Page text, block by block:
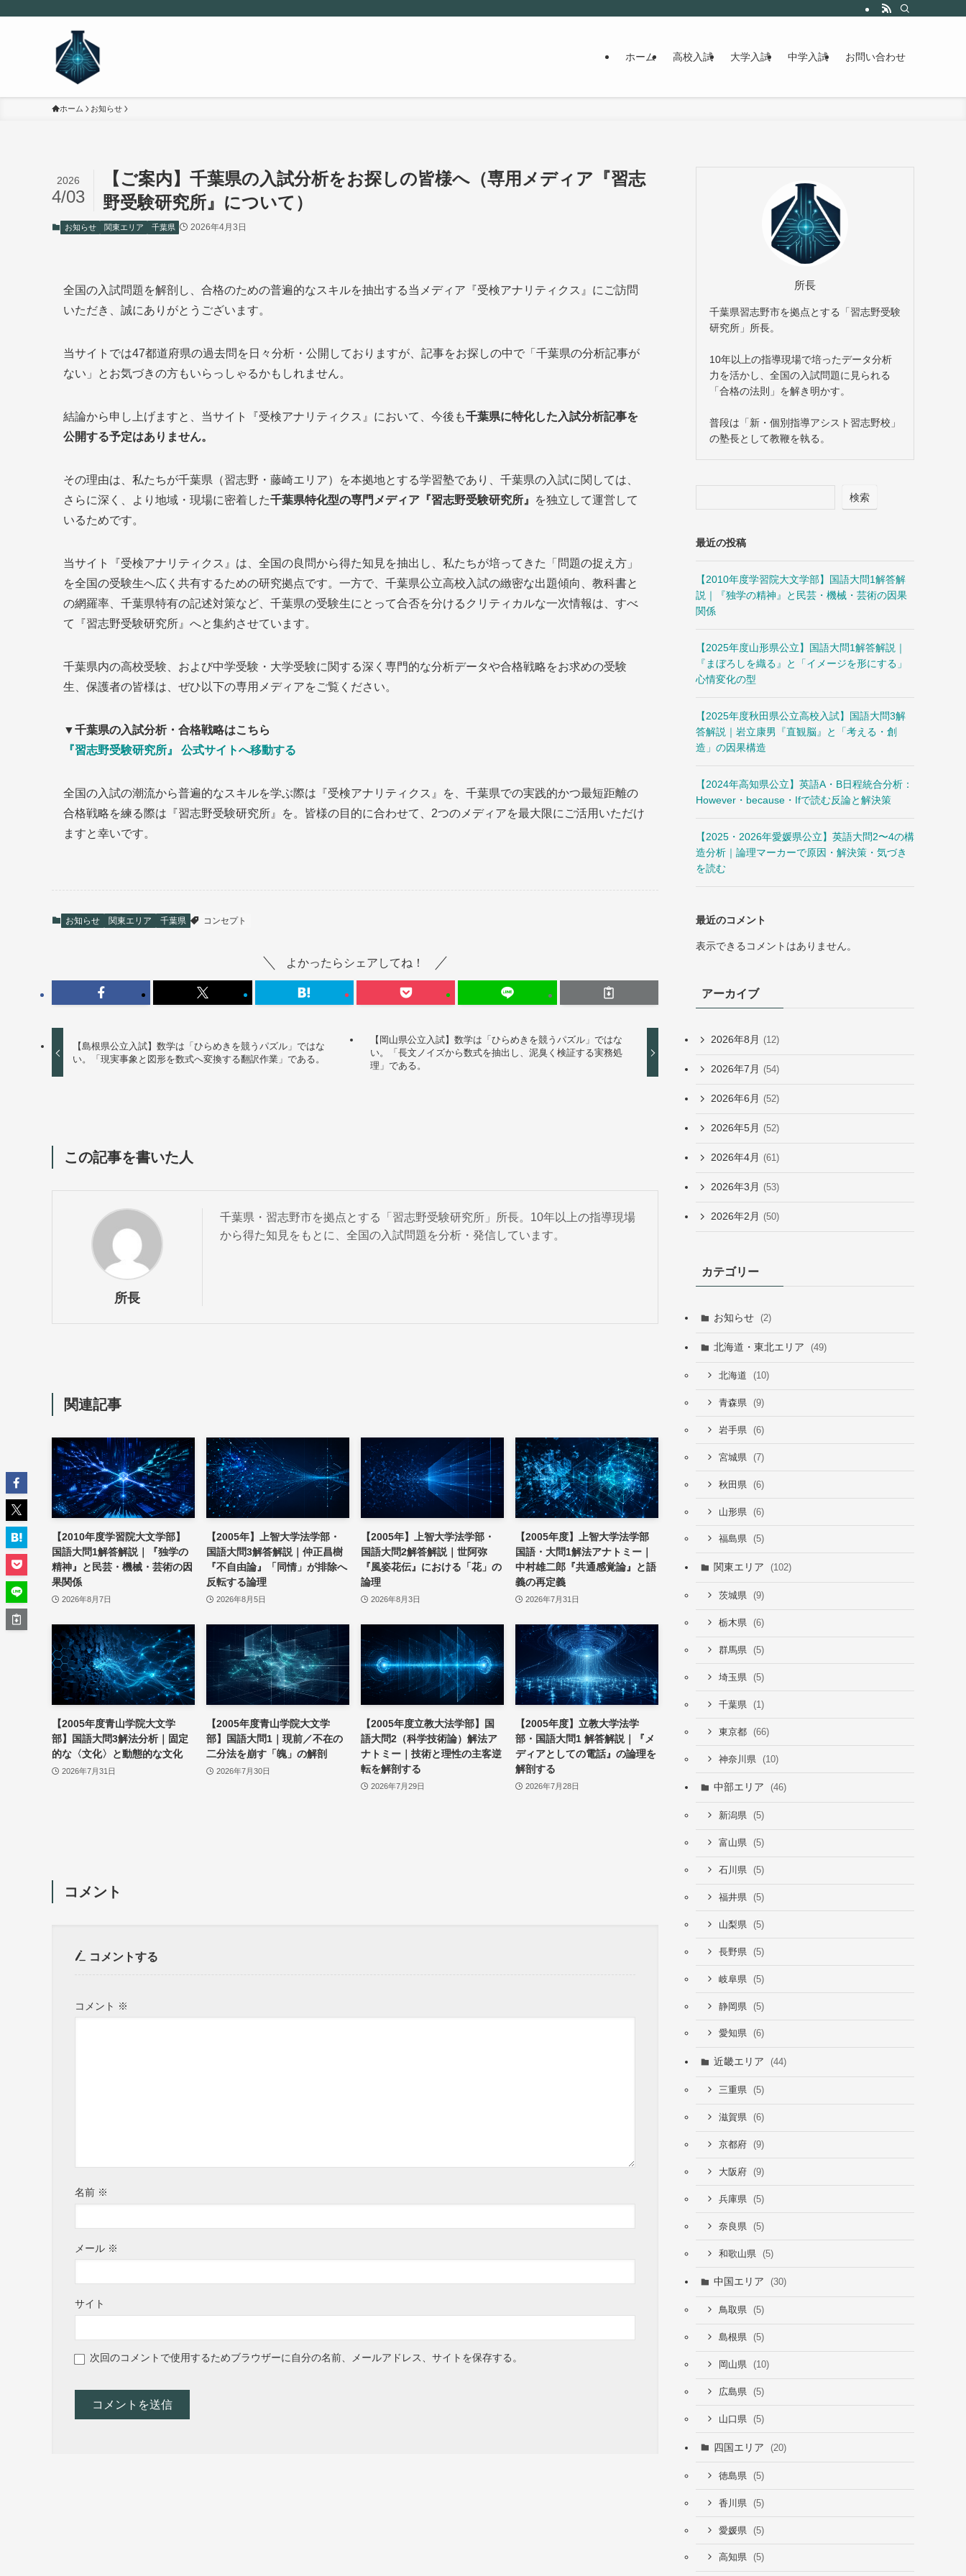
ホーム 高校入試 大学入試 中学入試 お問い合わせ
ホーム お知らせ
【ご案内】千葉県の入試分析をお探しの皆様へ（専用メディア『習志
野受験研究所』について）
2026
4/03
お知らせ 関東エリア 千葉県 2026年4月3日
全国の入試問題を解剖し、合格のための普遍的なスキルを抽出する当メディア『受検アナリティクス』にご訪問
いただき、誠にありがとうございます。
当サイトでは47都道府県の過去問を日々分析・公開しておりますが、記事をお探しの中で「千葉県の分析記事が
ない」とお気づきの方もいらっしゃるかもしれません。
結論から申し上げますと、当サイト『受検アナリティクス』において、今後も千葉県に特化した入試分析記事を
公開する予定はありません。
その理由は、私たちが千葉県（習志野・藤崎エリア）を本拠地とする学習塾であり、千葉県の入試に関しては、
さらに深く、より地域・現場に密着した千葉県特化型の専門メディア『習志野受験研究所』
を独立して運営して
いるためです。
当サイト『受検アナリティクス』は、全国の良問から得た知見を抽出し、私たちが培ってきた「問題の捉え方」
を全国の受験生へ広く共有するための研究拠点です。一方で、千葉県公立高校入試の緻密な出題傾向、教科書と
の網羅率、千葉県特有の記述対策など、千葉県の受験生にとって合否を分けるクリティカルな一次情報は、すべ
て『習志野受験研究所』へと集約させています。
千葉県内の高校受験、および中学受験・大学受験に関する深く専門的な分析データや合格戦略をお求めの受験
生、保護者の皆様は、ぜひ以下の専用メディアをご覧ください。
▼千葉県の入試分析・合格戦略はこちら
『習志野受験研究所』 公式サイトへ移動する
全国の入試の潮流から普遍的なスキルを学ぶ際は『受検アナリティクス』を、千葉県での実践的かつ最短距離の
合格戦略を練る際は『習志野受験研究所』を。皆様の目的に合わせて、2つのメディアを最大限にご活用いただけ
ますと幸いです。
お知らせ 関東エリア 千葉県 コンセプト
よかったらシェアしてね！
【島根県公立入試】数学は「ひらめきを競うパズル」ではな
い。「現実事象と図形を数式へ変換する翻訳作業」である。
【岡山県公立入試】数学は「ひらめきを競うパズル」ではな
い。「長文ノイズから数式を抽出し、泥臭く検証する実務処
理」である。
この記事を書いた人
所長
千葉県・習志野市を拠点とする「習志野受験研究所」所長。10年以上の指導現場
から得た知見をもとに、全国の入試問題を分析・発信しています。
関連記事
【2010年度学習院大文学部】
国語大問1解答解説｜『独学の
精神』と民芸・機械・芸術の因
果関係
2026年8月7日
【2005年】上智大学法学部・
国語大問3解答解説｜仲正昌樹
『不自由論』「同情」が排除へ
反転する論理
2026年8月5日
【2005年】上智大学法学部・
国語大問2解答解説｜世阿弥
『風姿花伝』における「花」の
論理
2026年8月3日
【2005年度】上智大学法学部
国語・大問1解法アナトミー｜
中村雄二郎『共通感覚論』と語
義の再定義
2026年7月31日
【2005年度青山学院大文学
部】国語大問3解法分析｜固定
的な〈文化〉と動態的な文化
2026年7月31日
【2005年度青山学院大文学
部】国語大問1｜現前／不在の
二分法を崩す「魄」の解剖
2026年7月30日
【2005年度立教大法学部】国
語大問2（科学技術論）解法ア
ナトミー｜技術と理性の主客逆
転を解剖する
2026年7月29日
【2005年度】立教大学法学
部・国語大問1 解答解説｜『メ
ディアとしての電話』の論理を
解剖する
2026年7月28日
コメント
コメントする
コメント ※
名前 ※
メール ※
サイト
次回のコメントで使用するためブラウザーに自分の名前、メールアドレス、サイトを保存する。
所長
千葉県習志野市を拠点とする「習志野受験
研究所」所長。
10年以上の指導現場で培ったデータ分析
力を活かし、全国の入試問題に見られる
「合格の法則」を解き明かす。
普段は「新・個別指導アシスト習志野校」
の塾長として教鞭を執る。
検索
最近の投稿
【2010年度学習院大文学部】国語大問1解答解
説｜『独学の精神』と民芸・機械・芸術の因果
関係
【2025年度山形県公立】国語大問1解答解説｜
『まぼろしを織る』と「イメージを形にする」
心情変化の型
【2025年度秋田県公立高校入試】国語大問3解
答解説｜岩立康男『直観脳』と「考える・創
造」の因果構造
【2024年高知県公立】英語A・B日程統合分析：
However・because・Ifで読む反論と解決策
【2025・2026年愛媛県公立】英語大問2〜4の構
造分析｜論理マーカーで原因・解決策・気づき
を読む
最近のコメント
表示できるコメントはありません。
アーカイブ
2026年8月 (12)
2026年7月 (54)
2026年6月 (52)
2026年5月 (52)
2026年4月 (61)
2026年3月 (53)
2026年2月 (50)
カテゴリー
お知らせ (2)
北海道・東北エリア (49)
北海道 (10)
青森県 (9)
岩手県 (6)
宮城県 (7)
秋田県 (6)
山形県 (6)
福島県 (5)
関東エリア (102)
茨城県 (9)
栃木県 (6)
群馬県 (5)
埼玉県 (5)
千葉県 (1)
東京都 (66)
神奈川県 (10)
中部エリア (46)
新潟県 (5)
富山県 (5)
石川県 (5)
福井県 (5)
山梨県 (5)
長野県 (5)
岐阜県 (5)
静岡県 (5)
愛知県 (6)
近畿エリア (44)
三重県 (5)
滋賀県 (6)
京都府 (9)
大阪府 (9)
兵庫県 (5)
奈良県 (5)
和歌山県 (5)
中国エリア (30)
鳥取県 (5)
島根県 (5)
岡山県 (10)
広島県 (5)
山口県 (5)
四国エリア (20)
徳島県 (5)
香川県 (5)
愛媛県 (5)
高知県 (5)